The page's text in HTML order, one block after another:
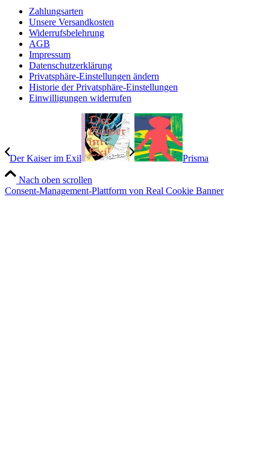
Zahlungsarten
Unsere Versandkosten
Widerrufsbelehrung
AGB
Impressum
Datenschutzerklärung
Privatsphäre-Einstellungen ändern
Historie der Privatsphäre-Einstellungen
Einwilligungen widerrufen
Der Kaiser im Exil Prisma
Nach oben scrollen
Consent-Management-Plattform von Real Cookie Banner